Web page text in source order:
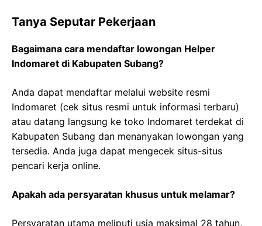
Tanya Seputar Pekerjaan
Bagaimana cara mendaftar lowongan Helper
Indomaret di Kabupaten Subang?
Anda dapat mendaftar melalui website resmi
Indomaret (cek situs resmi untuk informasi terbaru)
atau datang langsung ke toko Indomaret terdekat di
Kabupaten Subang dan menanyakan lowongan yang
tersedia. Anda juga dapat mengecek situs-situs
pencari kerja online.
Apakah ada persyaratan khusus untuk melamar?
Persyaratan utama meliputi usia maksimal 28 tahun,